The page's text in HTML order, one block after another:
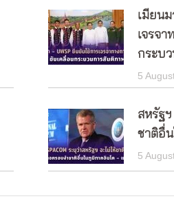
เมียน
เจรจา
กระบ
5
สหรัฐ
ชาติอื่
5